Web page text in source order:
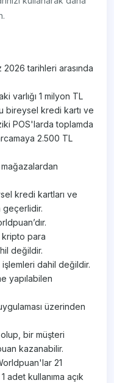
2026 tarihleri arasında
varlığı 1 milyon TL
bireysel kredi kartı ve
POS'larda toplamda
2.500 TL
kredi kartları ve
geçerlidir.
kripto para
değildir.
işlemleri dahil değildir.
yapılabilen
üzerinden
bir müşteri
kazanabilir.
21
adet kullanıma açık